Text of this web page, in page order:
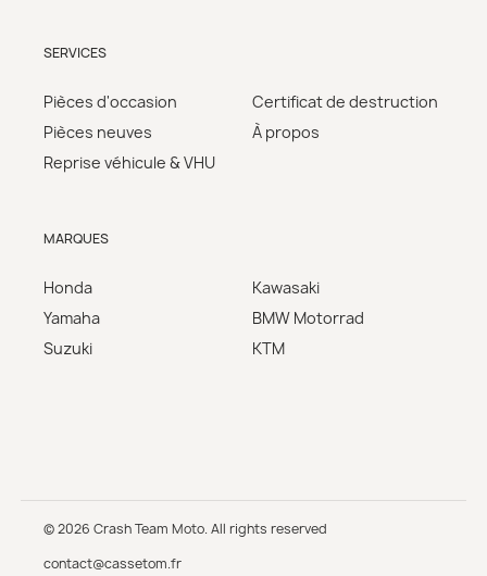
SERVICES
Pièces d'occasion
Pièces neuves
Reprise véhicule & VHU
Certificat de destruction
À propos
MARQUES
Honda
Yamaha
Suzuki
Kawasaki
BMW Motorrad
KTM
© 2026 Crash Team Moto. All rights reserved
contact@cassetom.fr